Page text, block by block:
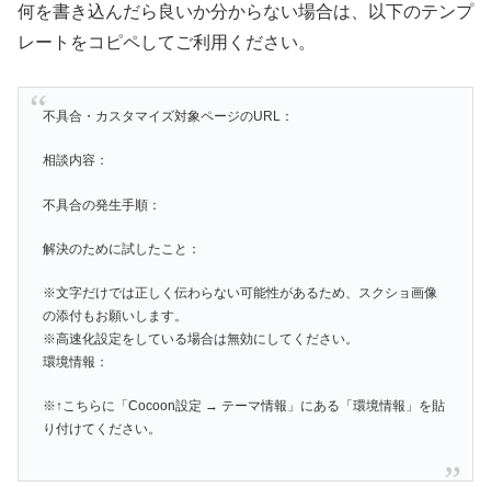
何を書き込んだら良いか分からない場合は、以下のテンプ
レートをコピペしてご利用ください。
不具合・カスタマイズ対象ページのURL：
相談内容：
不具合の発生手順：
解決のために試したこと：
※文字だけでは正しく伝わらない可能性があるため、スクショ画像
の添付もお願いします。
※高速化設定をしている場合は無効にしてください。
環境情報：
※↑こちらに「Cocoon設定 → テーマ情報」にある「環境情報」を貼
り付けてください。